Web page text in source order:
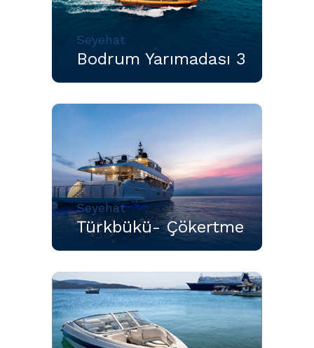
Seyehat
Bodrum Yarımadası 3
Seyehat
Türkbükü- Çökertme